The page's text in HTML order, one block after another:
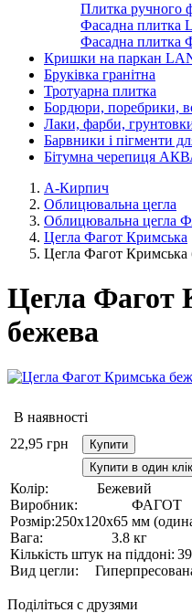
Плитка ручного
Фасадна плитка
Фасадна
Кришки на паркан
Бруківка гранітна
Тротуарна плитка
Бордюри, поребрики,
Лаки, фарби,
Барвники і пігменти
Бітумна черепиця
А-Кирпич
Облицювальна цегла
Облицювальна цегла
Цегла Фагот Кримська
Цегла Фагот Кримська
Цегла Фагот
бежева
В наявності
22,95 грн
Купити
Купити в один клік
Колір:
Бежевий
Виробник:
ФАГОТ
Розмір:250х120х65 мм
Вага:
3.8 кг
Кількість штук на піддоні:
Вид цегли:
Поділіться с друзями